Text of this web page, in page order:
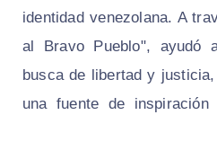
identidad venezolana. A
al Bravo Pueblo", ayudó
busca de libertad y
una fuente de inspiración